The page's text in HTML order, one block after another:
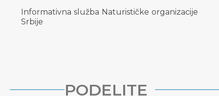
Informativna služba Naturističke organizacije
Srbije
PODELITE